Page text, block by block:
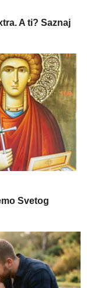
A ti? Saznaj
Svetog